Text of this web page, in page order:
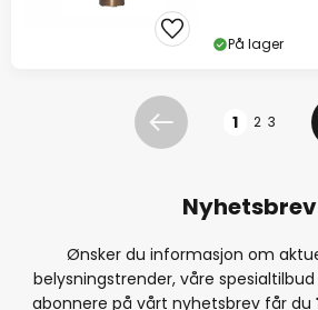
På lager
Forrige 1 2 3
Nyhetsbrev
Ønsker du informasjon om
belysningstrender, våre
abonnere på vårt nyhetsbrev får du